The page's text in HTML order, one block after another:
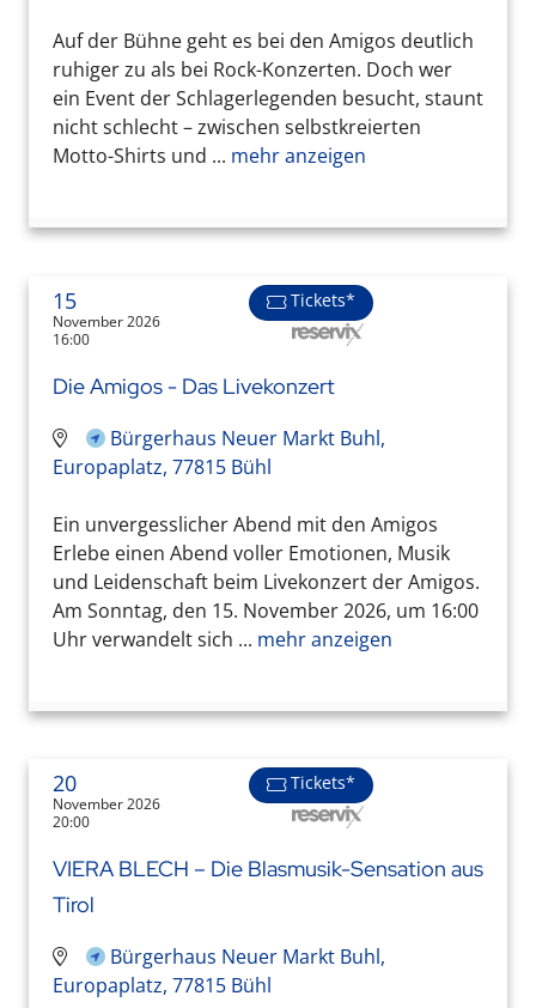
Auf der Bühne geht es bei den Amigos deutlich
ruhiger zu als bei Rock-Konzerten. Doch wer
ein Event der Schlagerlegenden besucht, staunt
nicht schlecht – zwischen selbstkreierten
Motto-Shirts und ... mehr anzeigen
15
November 2026
16:00
Tickets*
Die Amigos - Das Livekonzert
Bürgerhaus Neuer Markt Buhl,
Europaplatz, 77815 Bühl
Ein unvergesslicher Abend mit den Amigos
Erlebe einen Abend voller Emotionen, Musik
und Leidenschaft beim Livekonzert der Amigos.
Am Sonntag, den 15. November 2026, um 16:00
Uhr verwandelt sich ... mehr anzeigen
20
November 2026
20:00
Tickets*
VIERA BLECH – Die Blasmusik-Sensation aus
Tirol
Bürgerhaus Neuer Markt Buhl,
Europaplatz, 77815 Bühl